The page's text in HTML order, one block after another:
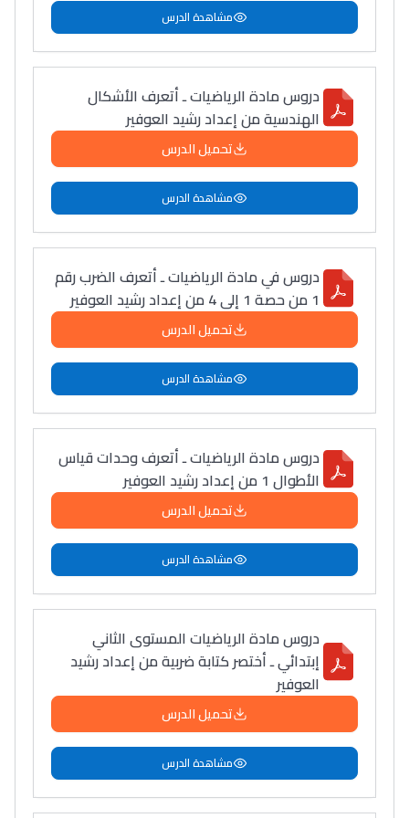
التعليم الثانوي التأهيلي
التعليم الثانوي الإعدادي
Post-Bac
+ de 78 Sujets
Interviews/Vidéos
+ de 89 Interviews/Vidéos
دليل المهن
ما يزيد عن 149 مهنة
دليل التوجيه
التوجيه بالثانوي و الإعدادي
باش تقدر تساعد الناس
يلقاو التوازن من الدّاخل
ومن الخارج، بشرى
مشاهدة الدرس
دروس مادة الرياضيات ـ أتعرف الأشكال
الهندسية من إعداد رشيد العوفير
تحميل الدرس
مشاهدة الدرس
دروس في مادة الرياضيات ـ أتعرف الضرب رقم
1 من حصة 1 إلى 4 من إعداد رشيد العوفير
تحميل الدرس
مشاهدة الدرس
دروس مادة الرياضيات ـ أتعرف وحدات قياس
الأطوال 1 من إعداد رشيد العوفير
تحميل الدرس
مشاهدة الدرس
دروس مادة الرياضيات المستوى الثاني
إبتدائي ـ أختصر كتابة ضربية من إعداد رشيد
العوفير
تحميل الدرس
مشاهدة الدرس